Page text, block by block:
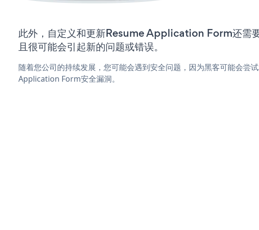
此外，自定义和更新Resume Application Form还需
且很可能会引起新的问题或错误。
随着您公司的持续发展，您可能会遇到安全问题，因为黑客可能会尝
Application Form安全漏洞。